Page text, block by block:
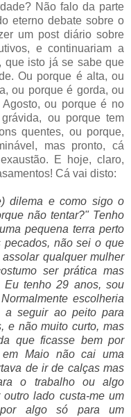
Não falo da parte
eterno debate sobre o
um post diário sobre
e continuariam a
que isto já se sabe que
Ou porque é alta, ou
ou porque é gorda, ou
ou porque é no
ou porque tem
quentes, ou porque,
mas pronto, cá
E hoje, claro,
Cá vai disto:
dilema e como sigo o
não tentar?" Tenho
pequena terra perto
não sei o que
qualquer mulher
ser prática mas
Eu tenho 29 anos, sou
escolheria
a seguir ao peito para
e não muito curto, mas
que ficasse bem por
Maio não cai uma
de ir de calças mas
o trabalho ou algo
lado custa-me um
algo só para um